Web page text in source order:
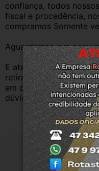
confiança, todos
fiscal e procedência,
compramos Somente
Aguardamos sua
E atenderemos o
retirar na nossa loja
em contato com a
dúvidas.